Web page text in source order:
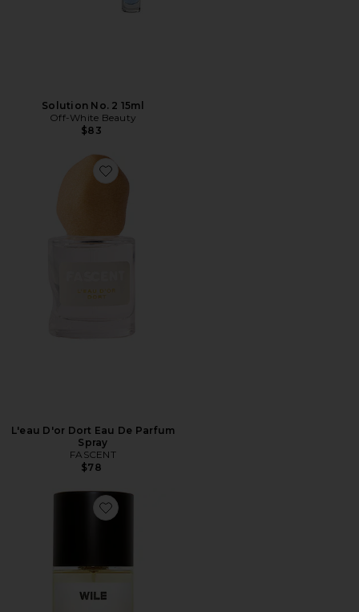
Solution No. 2 15ml
Off-White Beauty
$83
Favorite L'eau D'or Dort Eau De Parfum Spray
L'eau D'or Dort Eau De Parfum
Spray
FASCENT
$78
Favorite FRAGRÂNCIAS BITEMARK